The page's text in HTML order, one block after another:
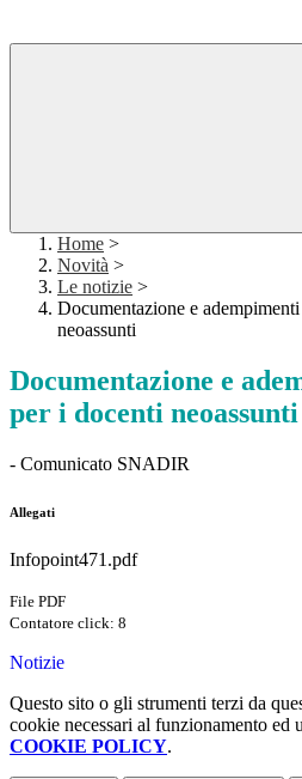
Home >
Novità >
Le notizie >
Documentazione e
neoassunti
Documentazione e
per i docenti neoassunti
- Comunicato SNADIR
Allegati
Infopoint471.pdf
File PDF
Contatore click: 8
Notizie
Questo sito o gli strumenti terzi da
cookie necessari al funzionamento
COOKIE POLICY.